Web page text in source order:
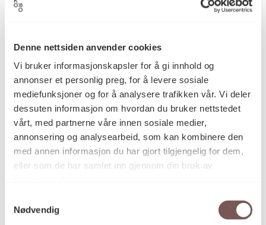
Denne nettsiden anvender cookies
Vi bruker informasjonskapsler for å gi innhold og
annonser et personlig preg, for å levere sosiale
mediefunksjoner og for å analysere trafikken vår. Vi deler
dessuten informasjon om hvordan du bruker nettstedet
vårt, med partnerne våre innen sosiale medier,
annonsering og analysearbeid, som kan kombinere den
med annen informasjon du har gjort tilgjengelig for dem,
eller som de har samlet inn gjennom din bruk av
Nødvendig
Kunstkonsulentoppdrag
Kunstlandskap MIDT -
Selbu kommune søker
kunstkonsulent
Selbu kommune
3. september 2026